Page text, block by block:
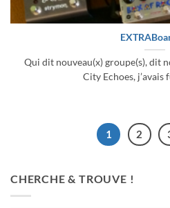
Qui dit nouveau(x) groupe(s), dit
City Echoes, j’avais
1 2
CHERCHE & TROUVE !